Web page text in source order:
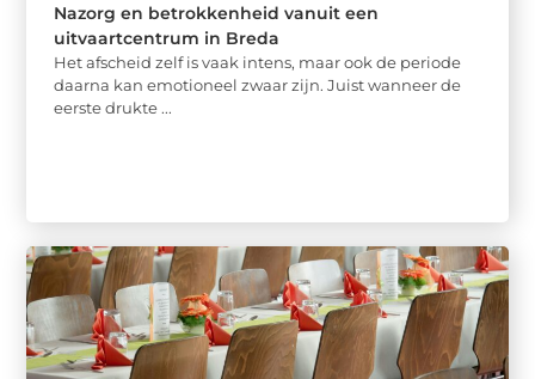
Nazorg en betrokkenheid vanuit een
uitvaartcentrum in Breda
Het afscheid zelf is vaak intens, maar ook de periode
daarna kan emotioneel zwaar zijn. Juist wanneer de
eerste drukte ...